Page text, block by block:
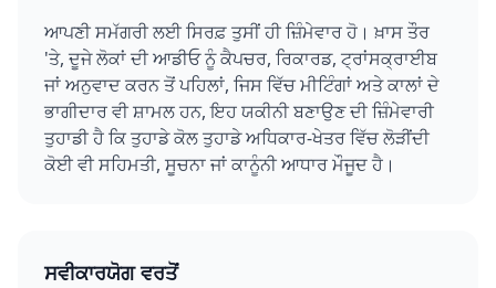
ਆਪਣੀ ਸਮੱਗਰੀ ਲਈ ਸਿਰਫ਼ ਤੁਸੀਂ ਹੀ ਜ਼ਿੰਮੇਵਾਰ ਹੋ। ਖ਼ਾਸ ਤੌਰ
'ਤੇ, ਦੂਜੇ ਲੋਕਾਂ ਦੀ ਆਡੀਓ ਨੂੰ ਕੈਪਚਰ, ਰਿਕਾਰਡ, ਟ੍ਰਾਂਸਕ੍ਰਾਈਬ
ਜਾਂ ਅਨੁਵਾਦ ਕਰਨ ਤੋਂ ਪਹਿਲਾਂ, ਜਿਸ ਵਿੱਚ ਮੀਟਿੰਗਾਂ ਅਤੇ ਕਾਲਾਂ ਦੇ
ਭਾਗੀਦਾਰ ਵੀ ਸ਼ਾਮਲ ਹਨ, ਇਹ ਯਕੀਨੀ ਬਣਾਉਣ ਦੀ ਜ਼ਿੰਮੇਵਾਰੀ
ਤੁਹਾਡੀ ਹੈ ਕਿ ਤੁਹਾਡੇ ਕੋਲ ਤੁਹਾਡੇ ਅਧਿਕਾਰ-ਖੇਤਰ ਵਿੱਚ ਲੋੜੀਂਦੀ
ਕੋਈ ਵੀ ਸਹਿਮਤੀ, ਸੂਚਨਾ ਜਾਂ ਕਾਨੂੰਨੀ ਆਧਾਰ ਮੌਜੂਦ ਹੈ।
ਸਵੀਕਾਰਯੋਗ ਵਰਤੋਂ